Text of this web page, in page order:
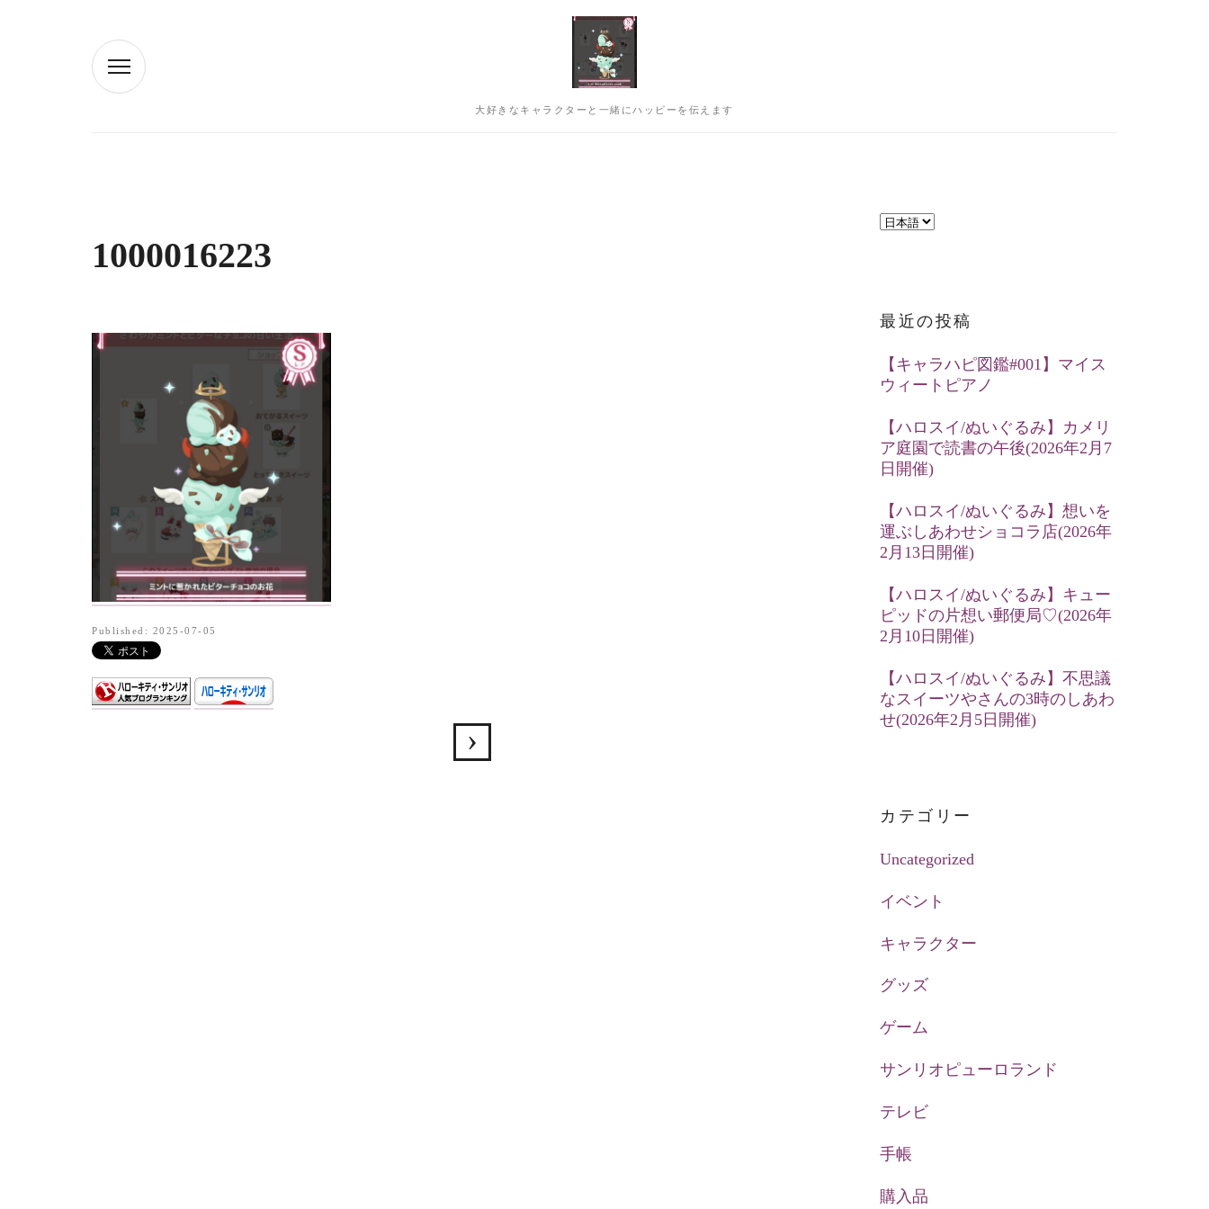
大好きなキャラクターと一緒にハッピーを伝えます
1000016223
Published: 2025-07-05
言
択
最近の投稿
【キャラハピ図鑑#001】マイス
ウィートピアノ
【ハロスイ/ぬいぐるみ】カメリ
ア庭園で読書の午後(2026年2月7
日開催)
【ハロスイ/ぬいぐるみ】想いを
運ぶしあわせショコラ店(2026年
2月13日開催)
【ハロスイ/ぬいぐるみ】キュー
ピッドの片想い郵便局♡(2026年
2月10日開催)
【ハロスイ/ぬいぐるみ】不思議
なスイーツやさんの3時のしあわ
せ(2026年2月5日開催)
カテゴリー
Uncategorized
イベント
キャラクター
グッズ
ゲーム
サンリオピューロランド
テレビ
手帳
購入品